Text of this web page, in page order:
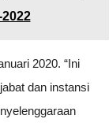
2020. “Ini
dan instansi